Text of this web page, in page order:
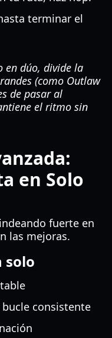
terminar el
en dúo, divide la
(como Outlaw
de pasar al
el ritmo sin
en Solo
fuerte en
las mejoras.
solo
consistente